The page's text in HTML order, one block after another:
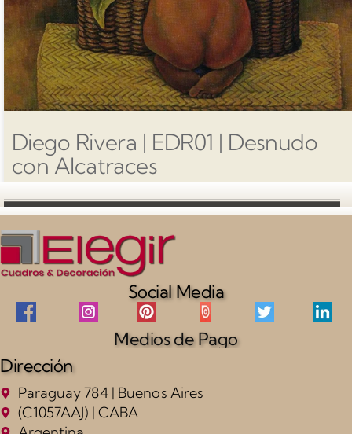
Diego Rivera | EDR01 | Desnudo
con Alcatraces
Social Media
Medios de Pago
Dirección
Paraguay 784 | Buenos Aires
(C1057AAJ) | CABA